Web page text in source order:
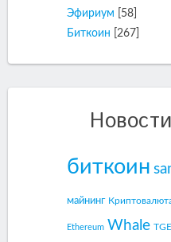
Эфириум
[58]
Биткоин
[267]
биткоин
майнинг
Ethereum Whale TGE